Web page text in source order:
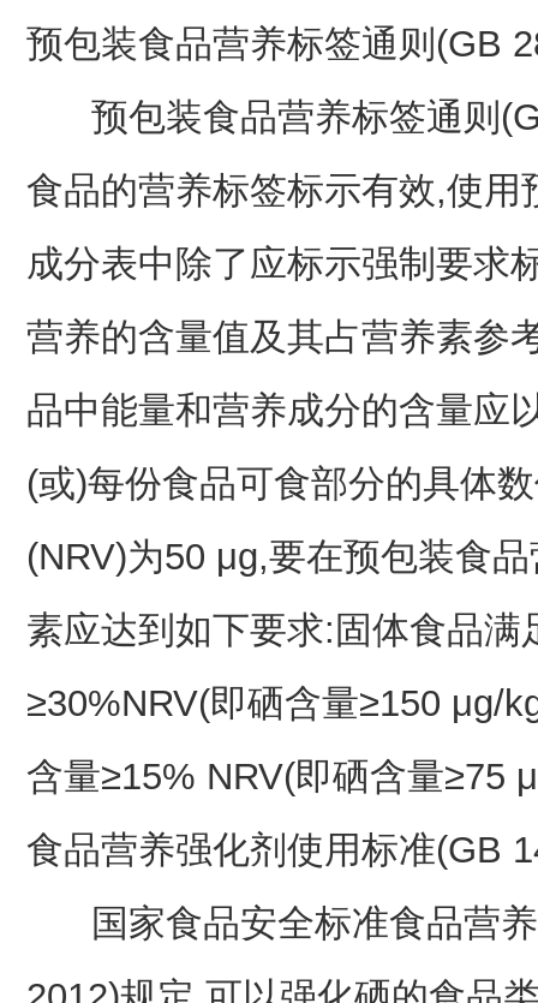
预包装食品营养标签通则(GB
预包装食品营养标签通则
食品的营养标签标示有效,使
成分表中除了应标示强制要求
营养的含量值及其占营养素参
品中能量和营养成分的含量应
(或)每份食品可食部分的具体
(NRV)为50 μg,要在预包装食
素应达到如下要求:固体食品满
≥30%NRV(即硒含量≥150 μg/
含量≥15% NRV(即硒含量≥75
食品营养强化剂使用标准(GB
国家食品安全标准食品营